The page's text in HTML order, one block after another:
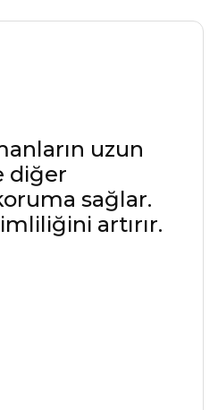
uzun
diğer
sağlar.
artırır.